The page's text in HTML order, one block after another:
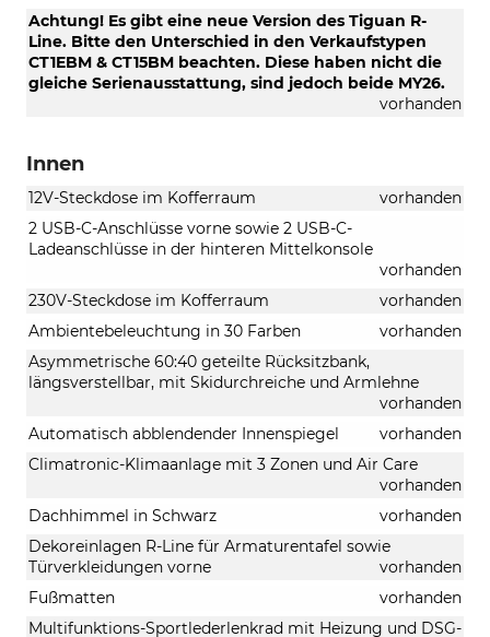
Achtung! Es gibt eine neue Version des Tiguan R-
Line. Bitte den Unterschied in den Verkaufstypen
CT1EBM & CT15BM beachten. Diese haben nicht die
gleiche Serienausstattung, sind jedoch beide MY26.
vorhanden
Innen
12V-Steckdose im Kofferraum
vorhanden
2 USB-C-Anschlüsse vorne sowie 2 USB-C-
Ladeanschlüsse in der hinteren Mittelkonsole
vorhanden
230V-Steckdose im Kofferraum
vorhanden
Ambientebeleuchtung in 30 Farben
vorhanden
Asymmetrische 60:40 geteilte Rücksitzbank,
längsverstellbar, mit Skidurchreiche und Armlehne
vorhanden
Automatisch abblendender Innenspiegel
vorhanden
Climatronic-Klimaanlage mit 3 Zonen und Air Care
vorhanden
Dachhimmel in Schwarz
vorhanden
Dekoreinlagen R-Line für Armaturentafel sowie
Türverkleidungen vorne
vorhanden
Fußmatten
vorhanden
Multifunktions-Sportlederlenkrad mit Heizung und DSG-